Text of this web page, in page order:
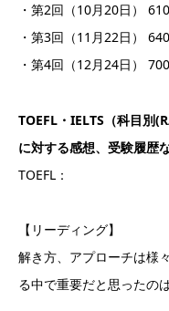
・第2回（10月20日）
・第3回（11月22日）
・第4回（12月24日）
TOEFL・IELTS（科目別
に対する感想、受験履歴な
TOEFL：
【リーディング】
解き方、アプローチは様
る中で重要だと思ったの